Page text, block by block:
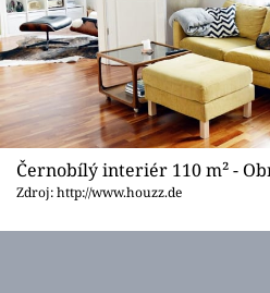
Černobílý interiér 110 m² -
Zdroj: http://www.houzz.de